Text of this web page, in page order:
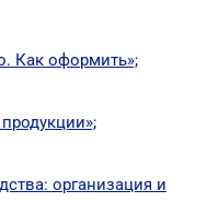
Как оформить»;
организация и